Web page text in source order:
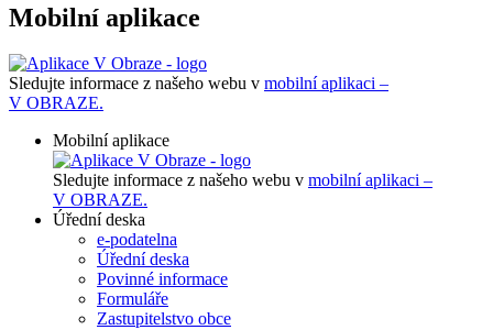
Mobilní aplikace
Sledujte informace z našeho webu v mobilní aplikaci –
V OBRAZE.
Mobilní aplikace
Sledujte informace z našeho webu v mobilní aplikaci –
V OBRAZE.
Úřední deska
e-podatelna
Úřední deska
Povinné informace
Formuláře
Zastupitelstvo obce